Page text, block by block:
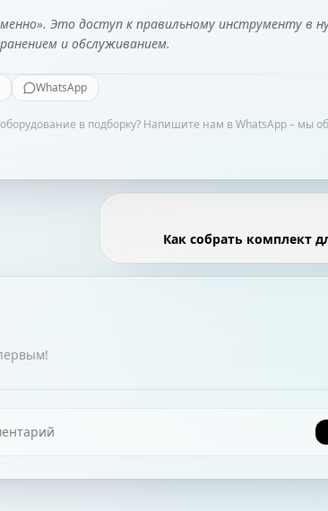
Это доступ к правильному инструменту в
и обслуживанием.
WhatsApp
в подборку? Напишите нам в WhatsApp – мы
Как собрать комплект